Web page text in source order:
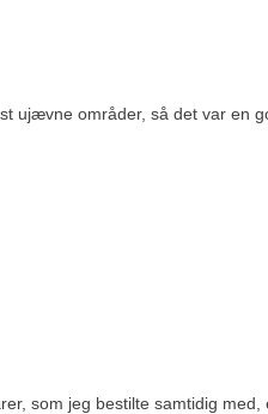
ujævne områder, så det var en
som jeg bestilte samtidig